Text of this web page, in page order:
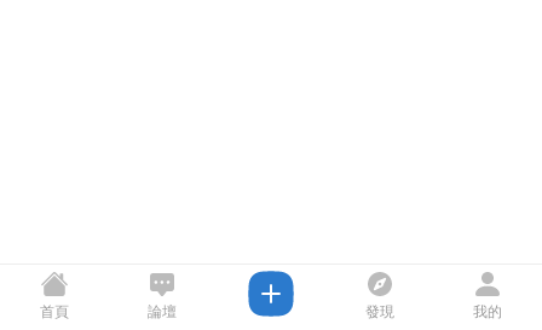
首頁 論壇 發現 我的